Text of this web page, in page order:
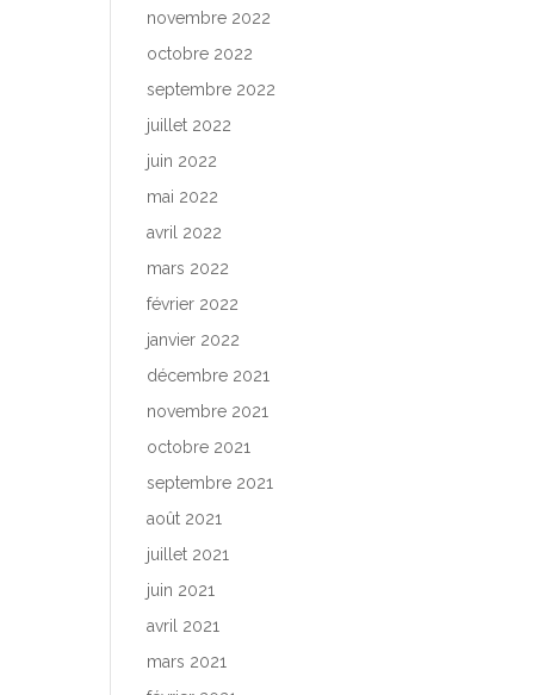
novembre 2022
octobre 2022
septembre 2022
juillet 2022
juin 2022
mai 2022
avril 2022
mars 2022
février 2022
janvier 2022
décembre 2021
novembre 2021
octobre 2021
septembre 2021
août 2021
juillet 2021
juin 2021
avril 2021
mars 2021